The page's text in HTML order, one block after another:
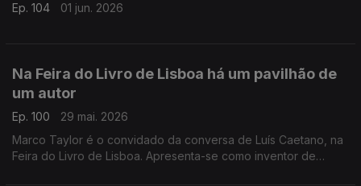
Ep. 104 01 jun. 2026
Na Feira do Livro de Lisboa há um pavilhão de
um autor
Ep. 100
29 mai. 2026
Marco Taylor é o convidado da conversa de Luís Caetano, na
Feira do Livro de Lisboa. Apresenta-se como inventor de